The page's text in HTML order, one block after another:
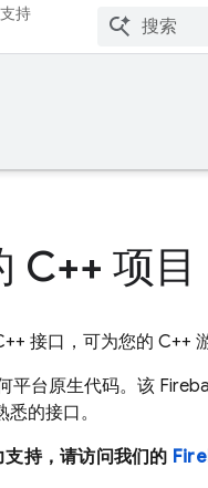
支持
C++ 项目
接口，可为您的 C++
台原生代码。该
的接口。
持，请访问我们的